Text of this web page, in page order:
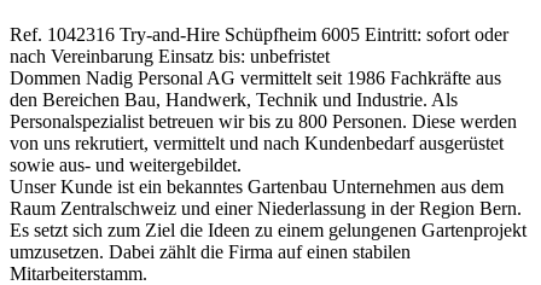
Ref. 1042316 Try-and-Hire Schüpfheim 6005 Eintritt: sofort oder
nach Vereinbarung Einsatz bis: unbefristet
Dommen Nadig Personal AG vermittelt seit 1986 Fachkräfte aus
den Bereichen Bau, Handwerk, Technik und Industrie. Als
Personalspezialist betreuen wir bis zu 800 Personen. Diese werden
von uns rekrutiert, vermittelt und nach Kundenbedarf ausgerüstet
sowie aus- und weitergebildet.
Unser Kunde ist ein bekanntes Gartenbau Unternehmen aus dem
Raum Zentralschweiz und einer Niederlassung in der Region Bern.
Es setzt sich zum Ziel die Ideen zu einem gelungenen Gartenprojekt
umzusetzen. Dabei zählt die Firma auf einen stabilen
Mitarbeiterstamm.